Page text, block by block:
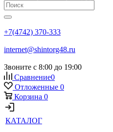
+7(4742) 370-333
internet@shintorg48.ru
Звоните с 8:00 до 19:00
Сравнение0
Отложенные 0
Корзина 0
КАТАЛОГ